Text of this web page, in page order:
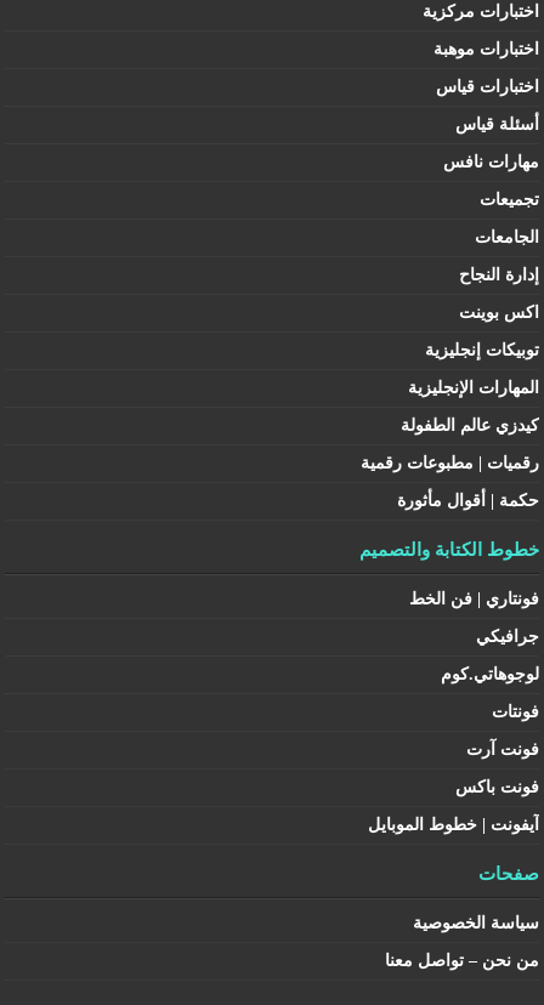
اختبارات مركزية
اختبارات موهبة
اختبارات قياس
أسئلة قياس
مهارات نافس
تجميعات
الجامعات
إدارة النجاح
اكس بوينت
توبيكات إنجليزية
المهارات الإنجليزية
كيدزي عالم الطفولة
رقميات | مطبوعات رقمية
حكمة | أقوال مأثورة
خطوط الكتابة والتصميم
فونتاري | فن الخط
جرافيكي
لوجوهاتي.كوم
فونتات
فونت آرت
فونت باكس
آيفونت | خطوط الموبايل
صفحات
سياسة الخصوصية
من نحن – تواصل معنا